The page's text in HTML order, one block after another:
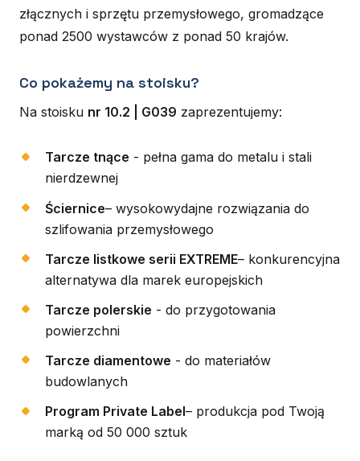
złącznych i sprzętu przemysłowego, gromadzące
ponad 2500 wystawców z ponad 50 krajów.
Co pokażemy na stoisku?
Na stoisku nr 10.2 | G039 zaprezentujemy:
Tarcze tnące - pełna gama do metalu i stali
nierdzewnej
Ściernice– wysokowydajne rozwiązania do
szlifowania przemysłowego
Tarcze listkowe serii EXTREME– konkurencyjna
alternatywa dla marek europejskich
Tarcze polerskie - do przygotowania
powierzchni
Tarcze diamentowe - do materiałów
budowlanych
Program Private Label– produkcja pod Twoją
marką od 50 000 sztuk